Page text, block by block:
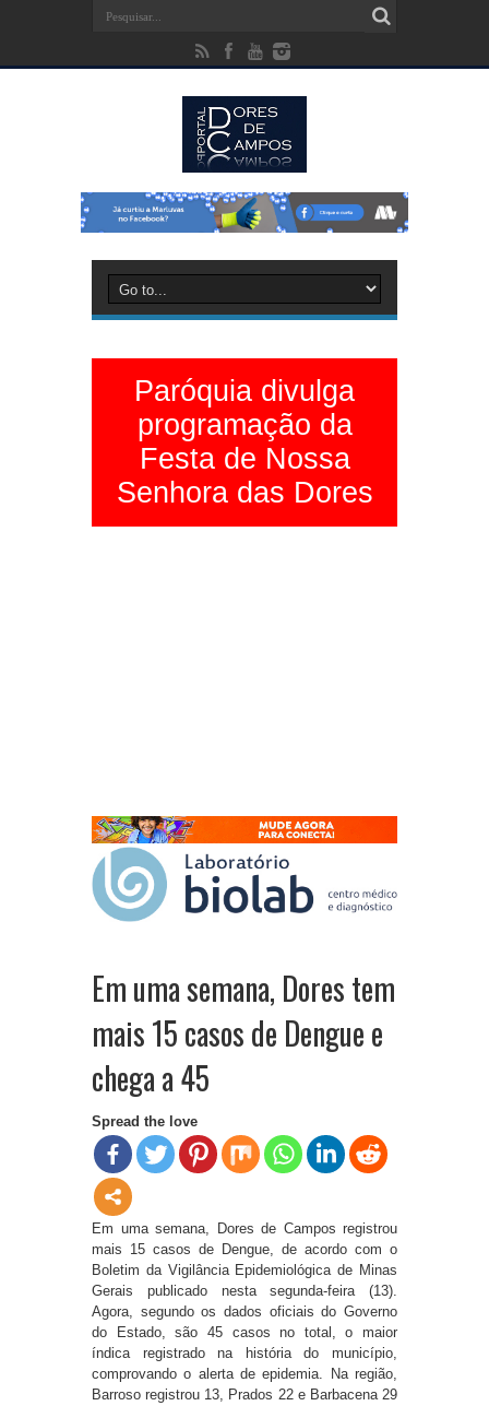
Paróquia divulga
programação da
Festa de Nossa
Senhora das Dores
Em uma semana, Dores tem
mais 15 casos de Dengue e
chega a 45
Spread the love
Em uma semana, Dores de Campos registrou
mais 15 casos de Dengue, de acordo com o
Boletim da Vigilância Epidemiológica de Minas
Gerais publicado nesta segunda-feira (13).
Agora, segundo os dados oficiais do Governo
do Estado, são 45 casos no total, o maior
índica registrado na história do município,
comprovando o alerta de epidemia. Na região,
Barroso registrou 13, Prados 22 e Barbacena 29